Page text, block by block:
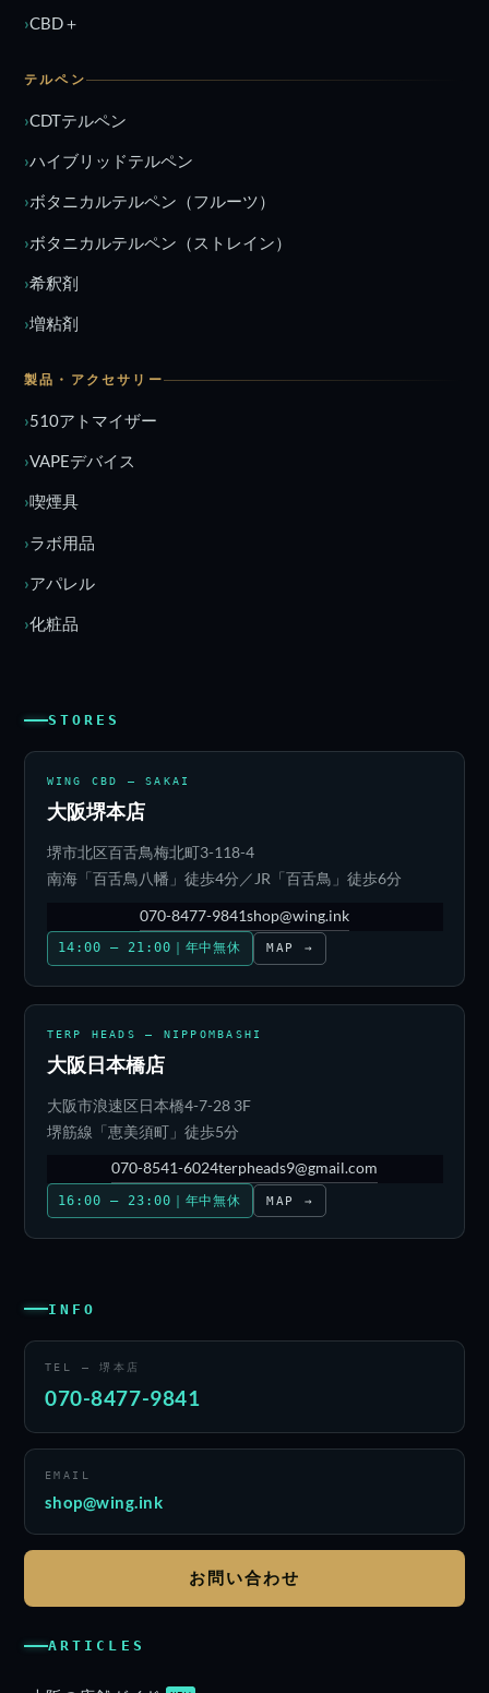
CBD＋
テルペン
CDTテルペン
ハイブリッドテルペン
ボタニカルテルペン（フルーツ）
ボタニカルテルペン（ストレイン）
希釈剤
増粘剤
製品・アクセサリー
510アトマイザー
VAPEデバイス
喫煙具
ラボ用品
アパレル
化粧品
STORES
WING CBD — SAKAI
大阪堺本店
堺市北区百舌鳥梅北町3-118-4
南海「百舌鳥八幡」徒歩4分／JR「百舌鳥」徒歩6分
070-8477-9841shop@wing.ink
14:00 – 21:00｜年中無休 MAP →
TERP HEADS — NIPPOMBASHI
大阪日本橋店
大阪市浪速区日本橋4-7-28 3F
堺筋線「恵美須町」徒歩5分
070-8541-6024terpheads9@gmail.com
16:00 – 23:00｜年中無休 MAP →
INFO
TEL — 堺本店
070-8477-9841
EMAIL
shop@wing.ink
お問い合わせ
ARTICLES